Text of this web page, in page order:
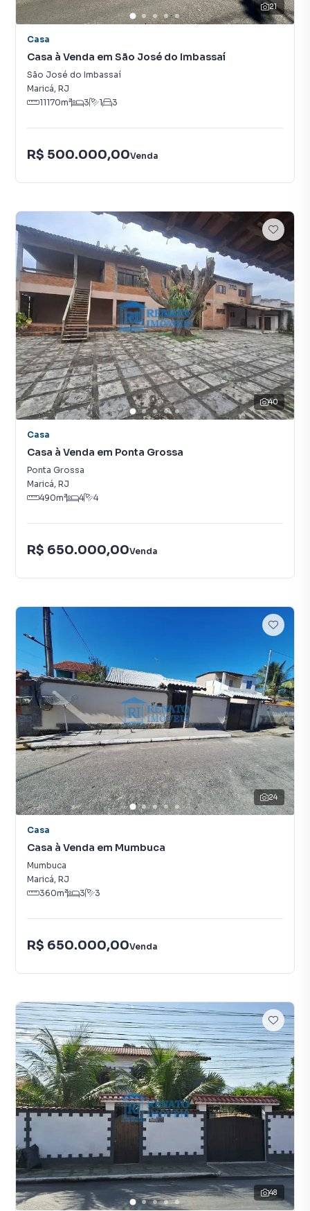
21
Casa
Casa à Venda em São José do Imbassaí
São José do Imbassaí
Maricá, RJ
11170m² 3 1 3
R$ 500.000,00Venda
40
Casa
Casa à Venda em Ponta Grossa
Ponta Grossa
Maricá, RJ
490m² 4 4
R$ 650.000,00Venda
24
Casa
Casa à Venda em Mumbuca
Mumbuca
Maricá, RJ
360m² 3 3
R$ 650.000,00Venda
48